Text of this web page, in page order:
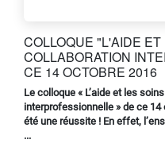
COLLOQUE "L'AIDE
COLLABORATION
CE 14 OCTOBRE 2016
Le colloque « L’aide et les
interprofessionnelle » de ce 14
été une réussite ! En effet,
...